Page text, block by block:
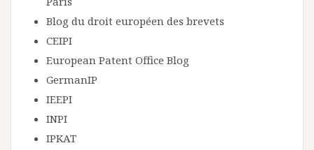
Blog du droit européen des brevets
CEIPI
European Patent Office Blog
GermanIP
IEEPI
INPI
IPKAT